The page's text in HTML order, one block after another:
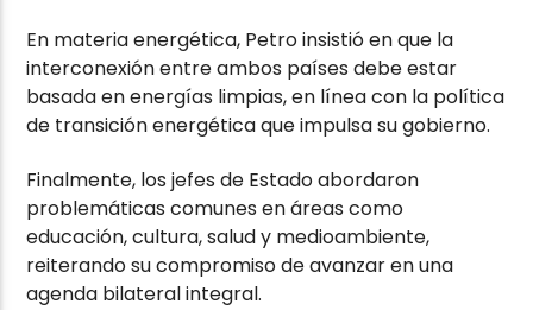
En materia energética, Petro insistió en que la
interconexión entre ambos países debe estar
basada en energías limpias, en línea con la política
de transición energética que impulsa su gobierno.
Finalmente, los jefes de Estado abordaron
problemáticas comunes en áreas como
educación, cultura, salud y medioambiente,
reiterando su compromiso de avanzar en una
agenda bilateral integral.